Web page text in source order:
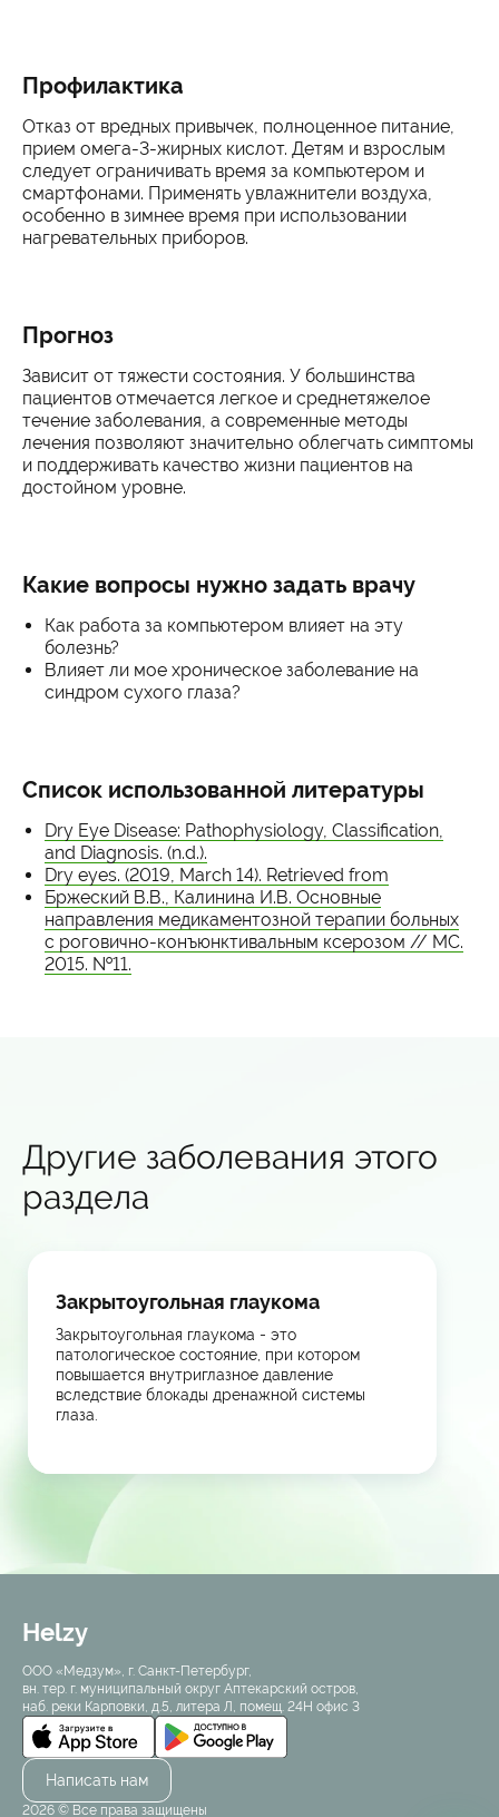
Профилактика
Отказ от вредных привычек, полноценное питание,
прием омега-3-жирных кислот. Детям и взрослым
следует ограничивать время за компьютером и
смартфонами. Применять увлажнители воздуха,
особенно в зимнее время при использовании
нагревательных приборов.
Прогноз
Зависит от тяжести состояния. У большинства
пациентов отмечается легкое и среднетяжелое
течение заболевания, а современные методы
лечения позволяют значительно облегчать симптомы
и поддерживать качество жизни пациентов на
достойном уровне.
Какие вопросы нужно задать врачу
Как работа за компьютером влияет на эту
болезнь?
Влияет ли мое хроническое заболевание на
синдром сухого глаза?
Список использованной литературы
Dry Eye Disease: Pathophysiology, Classification,
and Diagnosis. (n.d.).
Dry eyes. (2019, March 14). Retrieved from
Бржеский В.В., Калинина И.В. Основные
направления медикаментозной терапии больных
с роговично-конъюнктивальным ксерозом // МС.
2015. №11.
Другие заболевания этого
раздела
Закрытоугольная глаукома
Закрытоугольная глаукома - это
патологическое состояние, при котором
повышается внутриглазное давление
вследствие блокады дренажной системы
глаза.
Helzy
ООО «Медзум», г. Санкт-Петербург,
вн. тер. г. муниципальный округ Аптекарский остров,
наб. реки Карповки, д.5, литера Л, помещ. 24Н офис 3
Написать нам
2026 © Все права защищены